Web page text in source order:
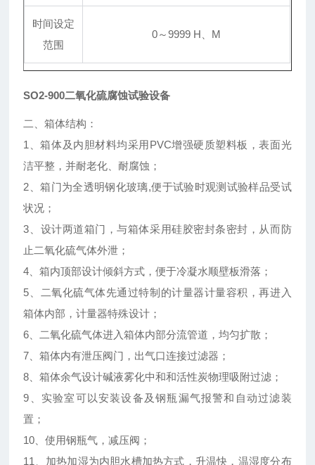
时间设定
范围
0～9999 H、M
SO2-900二氧化硫腐蚀试验设备
二、箱体结构：
1、箱体及内胆材料均采用PVC增强硬质塑料板，表面光
洁平整，并耐老化、耐腐蚀；
2、箱门为全透明钢化玻璃,便于试验时观测试验样品受试
状况；
3、设计两道箱门，与箱体采用硅胶密封条密封，从而防
止二氧化硫气体外泄；
4、箱内顶部设计倾斜方式，便于冷凝水顺壁板滑落；
5、二氧化硫气体先通过特制的计量器计量容积，再进入
箱体内部，计量器特殊设计；
6、二氧化硫气体进入箱体内部分流管道，均匀扩散；
7、箱体内有泄压阀门，出气口连接过滤器；
8、箱体余气设计碱液雾化中和和活性炭物理吸附过滤；
9、实验室可以安装设备及钢瓶漏气报警和自动过滤装
置；
10、使用钢瓶气，减压阀；
11、加热加湿为内胆水槽加热方式，升温快，温湿度分布